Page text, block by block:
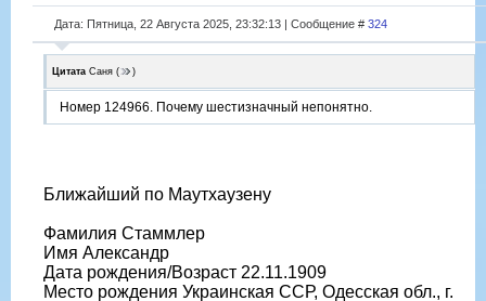
Дата: Пятница, 22 Августа 2025, 23:32:13 | Сообщение # 324
Цитата Саня ( )
Номер 124966. Почему шестизначный непонятно.
Ближайший по Маутхаузену
Фамилия Стаммлер
Имя Александр
Дата рождения/Возраст 22.11.1909
Место рождения Украинская ССР, Одесская обл., г.